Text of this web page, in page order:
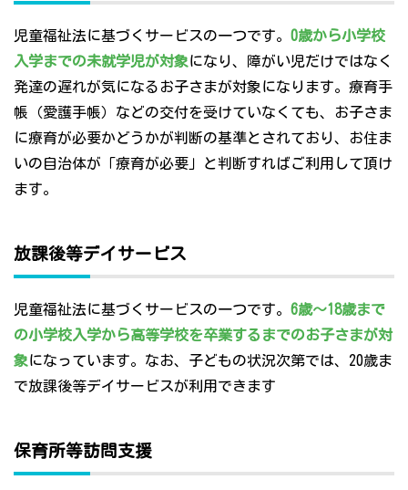
児童福祉法に基づくサービスの一つです。 0歳から小学校
入学までの未就学児が対象になり、障がい児だけではなく
発達の遅れが気になるお子さまが対象になります。療育手
帳（愛護手帳）などの交付を受けていなくても、お子さま
に療育が必要かどうかが判断の基準とされており、お住ま
いの自治体が「療育が必要」と判断すればご利用して頂け
ます。
放課後等デイサービス
児童福祉法に基づくサービスの一つです。 6歳～18歳まで
の小学校入学から高等学校を卒業するまでのお子さまが対
象になっています。なお、子どもの状況次第では、20歳ま
で放課後等デイサービスが利用できます
保育所等訪問支援